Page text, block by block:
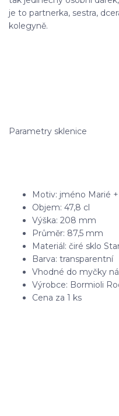
je to partnerka, sestra,
kolegyně.
Parametry sklenice
Motiv: jméno Marié
Objem: 47,8 cl
Výška: 208 mm
Průměr: 87,5 mm
Materiál: čiré sklo
Barva: transparentní
Vhodné do myčky
Výrobce: Bormioli
Cena za 1 ks